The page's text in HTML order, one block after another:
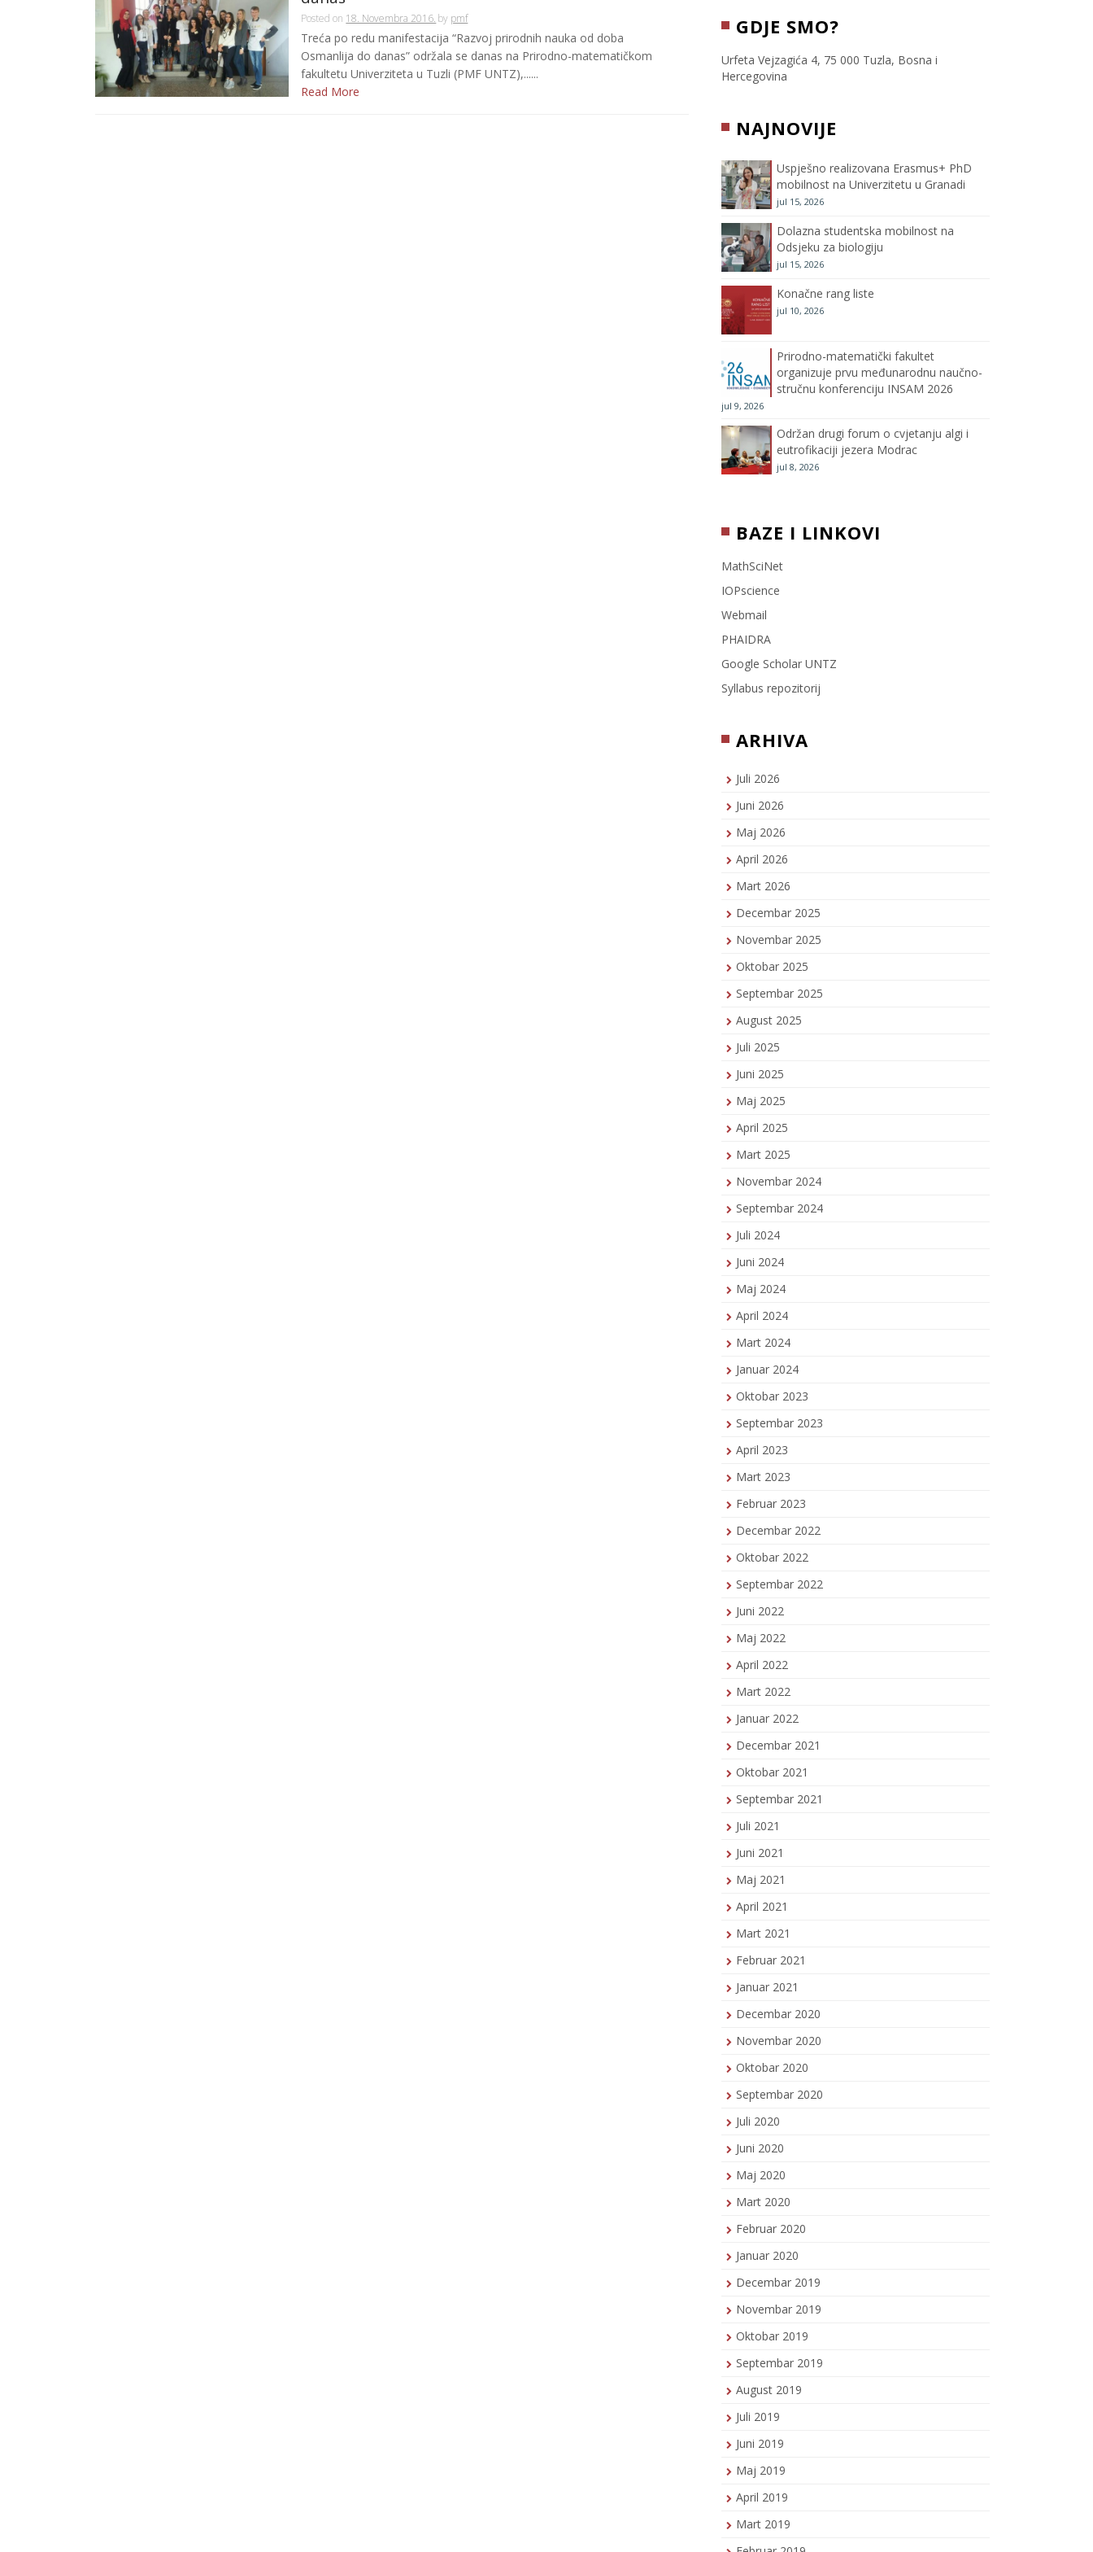
Posted on 18. Novembra 2016. by pmf
Treća po redu manifestacija “Razvoj prirodnih nauka od doba
Osmanlija do danas” održala se danas na Prirodno-matematičkom
fakultetu Univerziteta u Tuzli (PMF UNTZ),......
Read More
c
e
o
o
k
i
t
e
t
a
m
T
C
h
e
l
GDJE SMO?
Urfeta Vejzagića 4, 75 000 Tuzla, Bosna i
Hercegovina
NAJNOVIJE
Uspješno realizovana Erasmus+ PhD
mobilnost na Univerzitetu u Granadi
jul 15, 2026
Dolazna studentska mobilnost na
Odsjeku za biologiju
jul 15, 2026
Konačne rang liste
jul 10, 2026
Prirodno-matematički fakultet
organizuje prvu međunarodnu naučno-
stručnu konferenciju INSAM 2026
jul 9, 2026
Održan drugi forum o cvjetanju algi i
eutrofikaciji jezera Modrac
jul 8, 2026
BAZE I LINKOVI
MathSciNet
IOPscience
Webmail
PHAIDRA
Google Scholar UNTZ
Syllabus repozitorij
ARHIVA
Juli 2026
Juni 2026
Maj 2026
April 2026
Mart 2026
Decembar 2025
Novembar 2025
Oktobar 2025
Septembar 2025
August 2025
Juli 2025
Juni 2025
Maj 2025
April 2025
Mart 2025
Novembar 2024
Septembar 2024
Juli 2024
Juni 2024
Maj 2024
April 2024
Mart 2024
Januar 2024
Oktobar 2023
Septembar 2023
April 2023
Mart 2023
Februar 2023
Decembar 2022
Oktobar 2022
Septembar 2022
Juni 2022
Maj 2022
April 2022
Mart 2022
Januar 2022
Decembar 2021
Oktobar 2021
Septembar 2021
Juli 2021
Juni 2021
Maj 2021
April 2021
Mart 2021
Februar 2021
Januar 2021
Decembar 2020
Novembar 2020
Oktobar 2020
Septembar 2020
Juli 2020
Juni 2020
Maj 2020
Mart 2020
Februar 2020
Januar 2020
Decembar 2019
Novembar 2019
Oktobar 2019
Septembar 2019
August 2019
Juli 2019
Juni 2019
Maj 2019
April 2019
Mart 2019